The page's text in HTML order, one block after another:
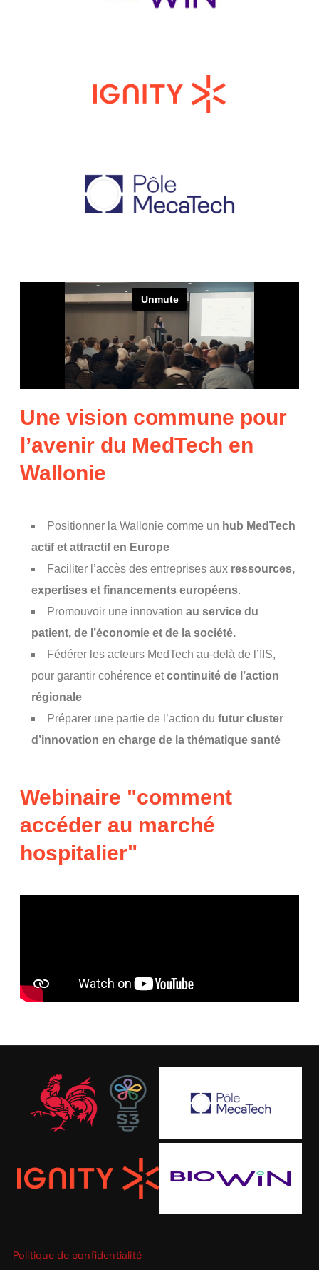
Une vision commune pour
l’avenir du MedTech en
Wallonie
Positionner la Wallonie comme un hub MedTech
actif et attractif en Europe
Faciliter l’accès des entreprises aux ressources,
expertises et financements européens.
Promouvoir une innovation au service du
patient, de l’économie et de la société.
Fédérer les acteurs MedTech au-delà de l’IIS,
pour garantir cohérence etcontinuité de l’action
régionale
Préparer une partie de l’action du futur cluster
d’innovation en charge de la thématique santé
Webinaire "comment
accéder au marché
hospitalier"
Politique de confidentialité